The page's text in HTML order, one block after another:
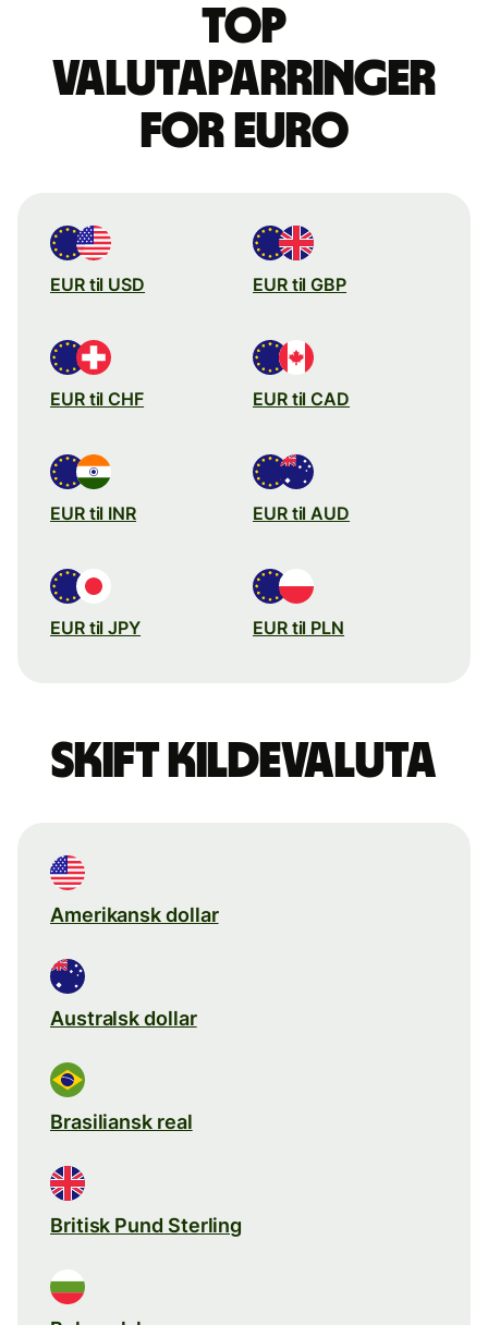
Top
valutaparringer
for euro
EUR til USD EUR til GBP
EUR til CHF EUR til CAD
EUR til INR EUR til AUD
EUR til JPY EUR til PLN
Skift kildevaluta
Amerikansk dollar
Australsk dollar
Brasiliansk real
Britisk Pund Sterling